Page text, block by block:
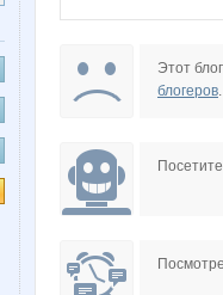
Этот
блогеров.